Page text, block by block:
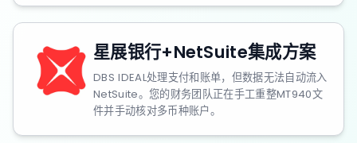
星展银行+NetSuite集成方案
DBS IDEAL处理支付和账单，但数据无法自动流入
NetSuite。您的财务团队正在手工重整MT940文
件并手动核对多币种账户。